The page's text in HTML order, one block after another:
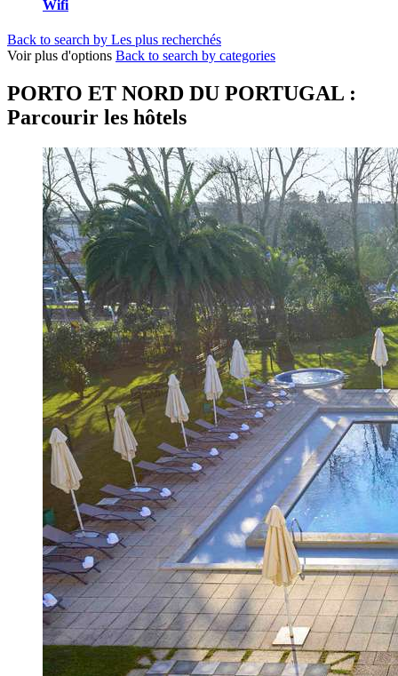
Wifi
Back to search by Les plus recherchés
Voir plus d'options Back to search by categories
PORTO ET NORD DU PORTUGAL :
Parcourir les hôtels